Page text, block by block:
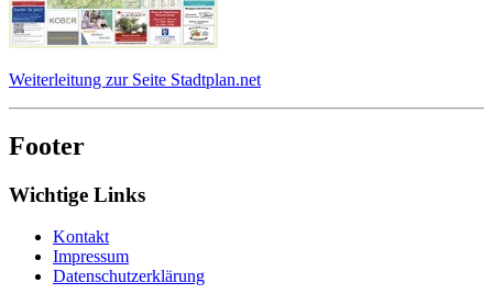
Weiterleitung zur Seite Stadtplan.net
Footer
Wichtige Links
Kontakt
Impressum
Datenschutzerklärung